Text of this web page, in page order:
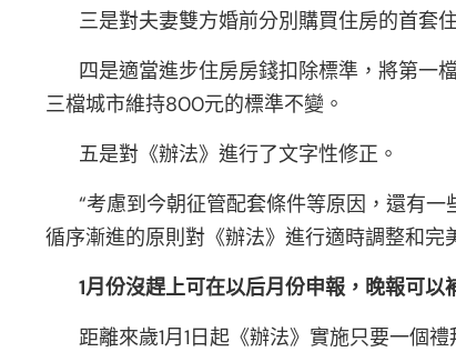
三是對夫妻雙方婚前分別購買住房的首套
四是適當進步住房房錢扣除標準，將第一
三檔城市維持800元的標準不變。
五是對《辦法》進行了文字性修正。
“考慮到今朝征管配套條件等原因，還有
循序漸進的原則對《辦法》進行適時調整和完
1月份沒趕上可在以后月份申報，晚報可以
距離來歲1月1日起《辦法》實施只要一個